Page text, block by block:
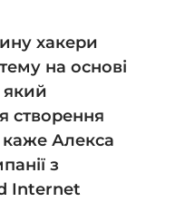
хакери
на основі
який
створення
каже Алекса
з
Internet